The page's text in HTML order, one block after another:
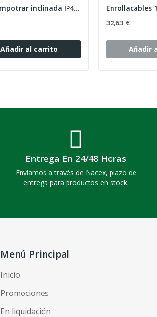
Base empotrar inclinada IP44 3 polos + tierra...
Añadir al carrito
32,63 €
Añadir
Entrega En 24/48 Horas
Enviamos a través de Nacex, plazo de
entrega para productos en stock.
Menú Principal
Inicio
Promociones
En liquidación